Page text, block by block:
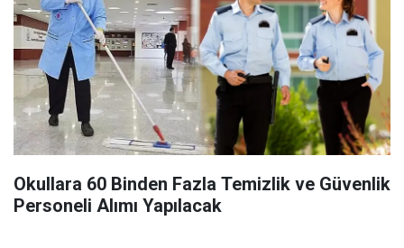
Okullara 60 Binden Fazla Temizlik ve Güvenlik
Personeli Alımı Yapılacak